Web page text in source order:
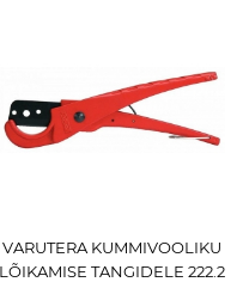
VARUTERA KUMMIVOOLIKU
LÕIKAMISE TANGIDELE 222.2